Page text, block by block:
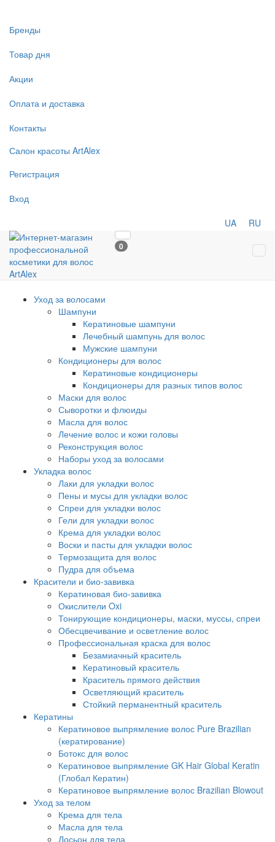
Бренды
Товар дня
Акции
Оплата и доставка
Контакты
Салон красоты ArtAlex
Регистрация
Вход
UA RU
0
Уход за волосами
Шампуни
Кератиновые шампуни
Лечебный шампунь для волос
Мужские шампуни
Кондиционеры для волос
Кератиновые кондиционеры
Кондиционеры для разных типов волос
Маски для волос
Сыворотки и флюиды
Масла для волос
Лечение волос и кожи головы
Реконструкция волос
Наборы уход за волосами
Укладка волос
Лаки для укладки волос
Пены и мусы для укладки волос
Спреи для укладки волос
Гели для укладки волос
Крема для укладки волос
Воски и пасты для укладки волос
Термозащита для волос
Пудра для объема
Красители и био-завивка
Кератиновая био-завивка
Окислители Oxi
Тонирующие кондиционеры, маски, муссы, спреи
Обесцвечивание и осветление волос
Профессиональная краска для волос
Безамиачный краситель
Кератиновый краситель
Краситель прямого действия
Осветляющий краситель
Стойкий перманентный краситель
Кератины
Кератиновое выпрямление волос Pure Brazilian
(кератирование)
Ботокс для волос
Кератиновое выпрямление GK Hair Global Keratin
(Глобал Кератин)
Кератиновое выпрямление волос Brazilian Blowout
Уход за телом
Крема для тела
Масла для тела
Лосьон для тела